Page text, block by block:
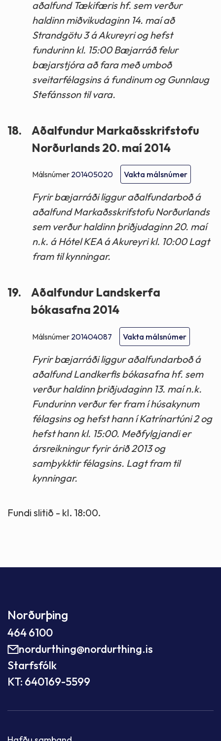
aðalfund Tækifæris hf. sem verður
haldinn miðvikudaginn 14. maí að
Strandgötu 3 á Akureyri og hefst
fundurinn kl. 15:00 Bæjarráð felur
bæjarstjóra að fara með umboð
sveitarfélagsins á fundinum og Gunnlaug
Stefánsson til vara.
18.
Aðalfundur Markaðsskrifstofu
Norðurlands 20. maí 2014
Málsnúmer 201405020 Vakta málsnúmer
Fyrir bæjarráði liggur aðalfundarboð á
aðalfund Markaðsskrifstofu Norðurlands
sem verður haldinn þriðjudaginn 20. maí
n.k. á Hótel KEA á Akureyri kl. 10:00 Lagt
fram til kynningar.
19.
Aðalfundur Landskerfa
bókasafna 2014
Málsnúmer 201404087 Vakta málsnúmer
Fyrir bæjarráði liggur aðalfundarboð á
aðalfund Landkerfis bókasafna hf. sem
verður haldinn þriðjudaginn 13. maí n.k.
Fundurinn verður fer fram í húsakynum
félagsins og hefst hann í Katrínartúni 2 og
hefst hann kl. 15:00. Meðfylgjandi er
ársreikningur fyrir árið 2013 og
samþykktir félagsins. Lagt fram til
kynningar.
Fundi slitið - kl. 18:00.
Norðurþing
464 6100
nordurthing@nordurthing.is
Starfsfólk
KT: 640169-5599